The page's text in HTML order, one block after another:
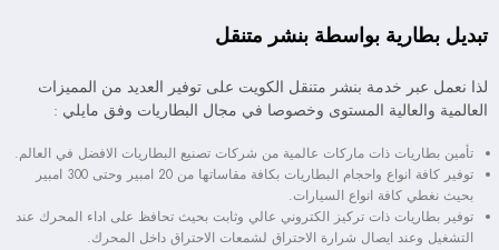
تبديل بطارية بواسطة بنشر متنقل
لذا نعمل عبر خدمة بنشر متنقل الكويت على توفير العديد من المميزات
العالمية والعالية المستوى وخصوصا في مجال البطاريات وفق مايلي :
تأمين بطاريات ذات ماركات عالمية من شركات تصنيع البطاريات الافضل في العالم.
توفير كافة انواع واحجام البطاريات بكافة مقاساتها من 20 امبير وحتى 300 امبير
بحيث نغطي كافة انواع السيارات.
توفير بطاريات ذات تركيز الكتروني عالي وثابت بحيث تحافظ على اداء المحرك عند
التشغيل وعند ايصال شرارة الاحتراق لشمعات الاحتراق داخل المحرك.